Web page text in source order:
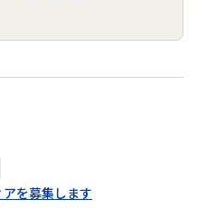
を募集します